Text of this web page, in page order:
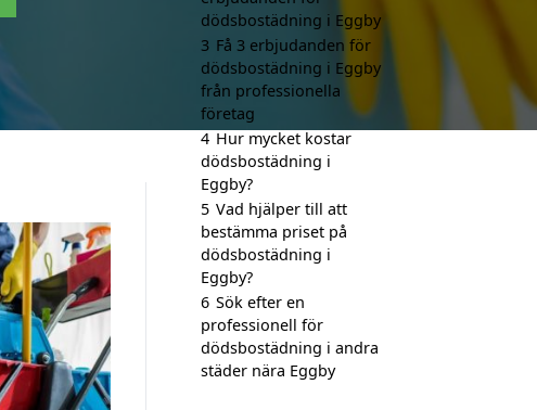
dödsbostädning i Eggby
3 Få 3 erbjudanden för
dödsbostädning i Eggby
från professionella
företag
4 Hur mycket kostar
dödsbostädning i
Eggby?
5 Vad hjälper till att
bestämma priset på
dödsbostädning i
Eggby?
6 Sök efter en
professionell för
dödsbostädning i andra
städer nära Eggby